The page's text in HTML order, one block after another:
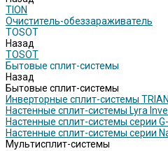
TION
Очиститель-обеззараживатель
TOSOT
Назад
TOSOT
Бытовые сплит-системы
Назад
Бытовые сплит-системы
Инверторные сплит-системы
Настенные сплит-системы Lyra
Настенные сплит-системы серии
Настенные сплит-системы серии
Мультисплит-системы